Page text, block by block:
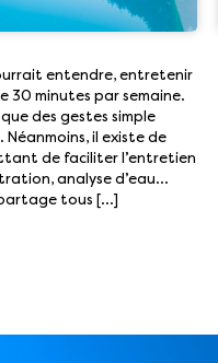
entendre, entretenir
30 minutes par semaine.
des gestes simple
il existe de
de faciliter l’entretien
analyse d’eau…
partage tous […]